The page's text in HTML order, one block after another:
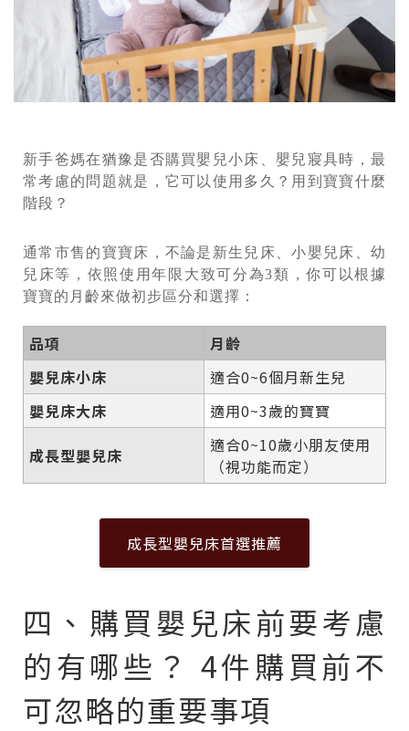
新手爸媽在猶豫是否購買嬰兒小床、嬰兒寢具時，最
常考慮的問題就是，它可以使用多久？用到寶寶什麼
階段？
通常市售的寶寶床，不論是新生兒床、小嬰兒床、幼
兒床等，依照使用年限大致可分為3類，你可以根據
寶寶的月齡來做初步區分和選擇：
品項
月齡
嬰兒床小床
適合0~6個月新生兒
嬰兒床大床
適用0~3歲的寶寶
成長型嬰兒床
適合0~10歲小朋友使用
（視功能而定）
成長型嬰兒床首選推薦
四、購買嬰兒床前要考慮
的有哪些？ 4件購買前不
可忽略的重要事項